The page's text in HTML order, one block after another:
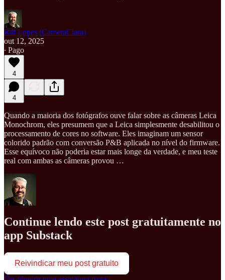
Raf Lopes (CameraClara)
out 12, 2025
∙ Pago
4
4
Quando a maioria dos fotógrafos ouve falar sobre as câmeras Leica
Monochrom, eles presumem que a Leica simplesmente desabilitou o
processamento de cores no software. Eles imaginam um sensor
colorido padrão com conversão P&B aplicada no nível do firmware.
Esse equívoco não poderia estar mais longe da verdade, e meu teste
real com ambas as câmeras provou …
Continue lendo este post gratuitamente no
app Substack
Reivindicar meu post gratuito